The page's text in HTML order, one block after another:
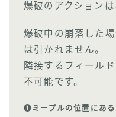
爆破のアクションは
爆破中の崩落した
は引かれません。
隣接するフィール
不可能です。
❶ミープルの位置にあ